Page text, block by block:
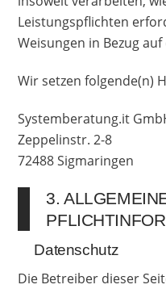
Leistungspflichten
Weisungen in Bezug
Wir setzen folgende(n)
Systemberatung.it
Zeppelinstr. 2-8
72488 Sigmaringen
3.
Datenschutz
Die Betreiber dieser